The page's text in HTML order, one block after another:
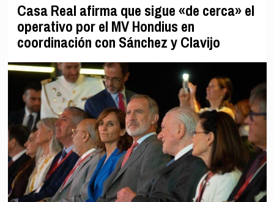
Casa Real afirma que sigue «de cerca» el
operativo por el MV Hondius en
coordinación con Sánchez y Clavijo